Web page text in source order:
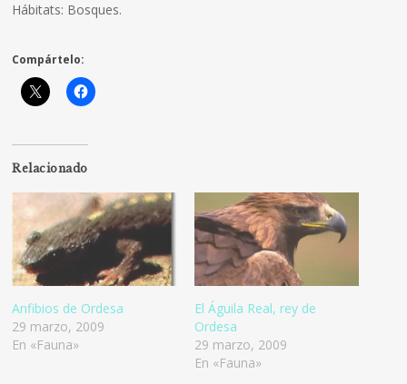
Hábitats: Bosques.
Compártelo:
Relacionado
Anfibios de Ordesa
29 marzo, 2009
En «Fauna»
El Águila Real, rey de
Ordesa
29 marzo, 2009
En «Fauna»